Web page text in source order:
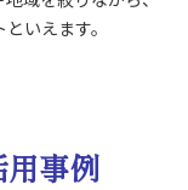
いえます。
事例